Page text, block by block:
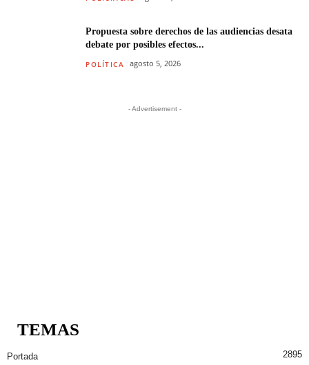
Propuesta sobre derechos de las audiencias desata
debate por posibles efectos...
POLÍTICA agosto 5, 2026
- Advertisement -
TEMAS
Portada 2895